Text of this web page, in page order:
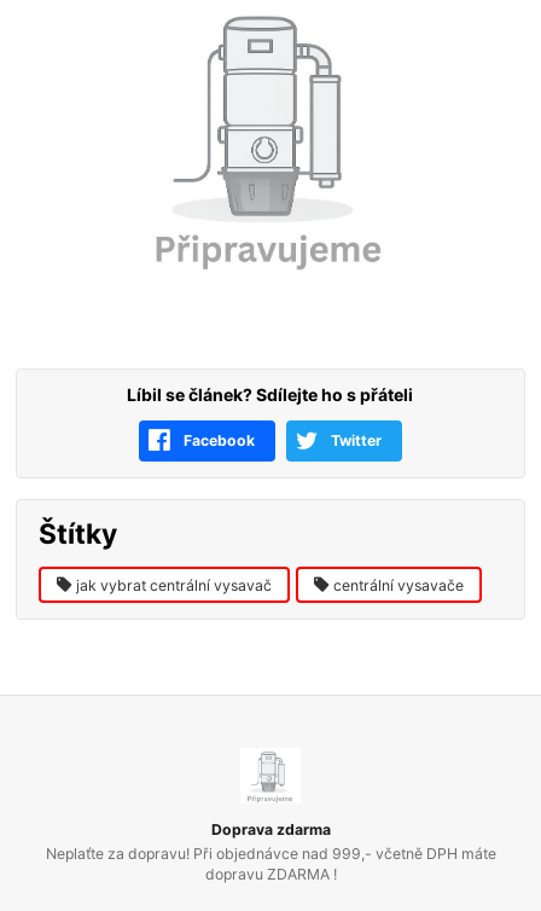
Líbil se článek? Sdílejte ho s přáteli
Facebook Twitter
Štítky
jak vybrat centrální vysavač centrální vysavače
Doprava zdarma
Neplaťte za dopravu! Při objednávce nad 999,- včetně DPH máte
dopravu ZDARMA !